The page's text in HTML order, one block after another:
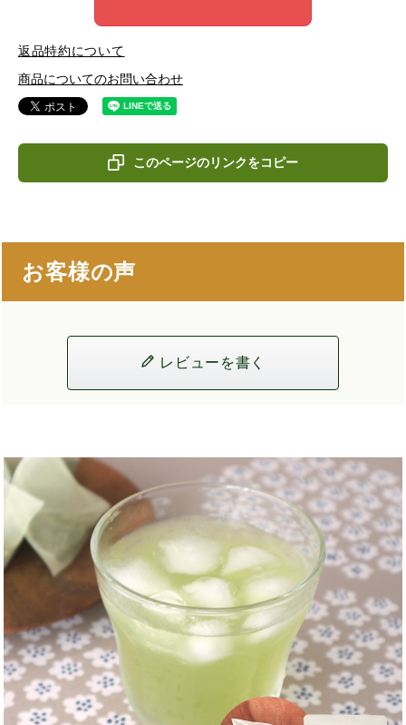
返品特約について
商品についてのお問い合わせ
このページのリンクをコピー
お客様の声
レビューを書く